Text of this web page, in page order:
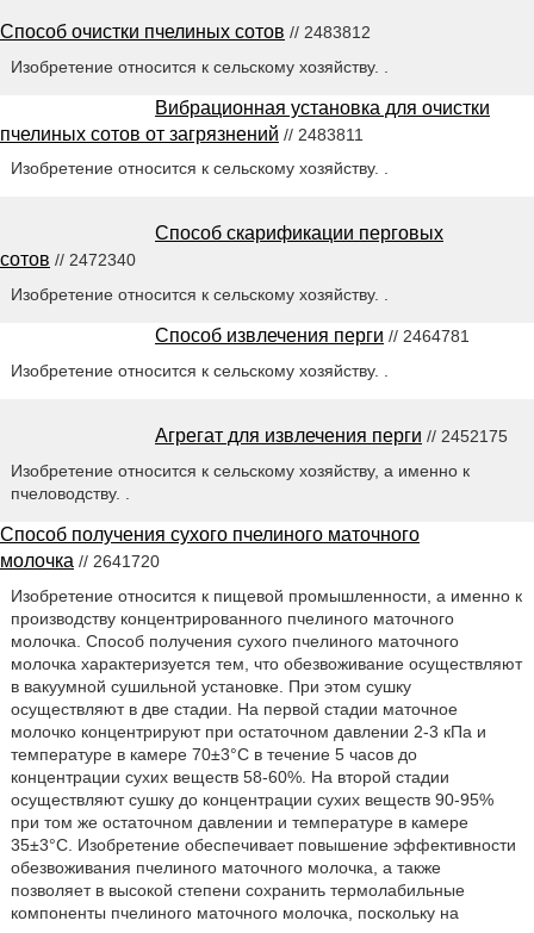
Способ очистки пчелиных сотов // 2483812
Изобретение относится к сельскому хозяйству. .
Вибрационная установка для очистки
пчелиных сотов от загрязнений // 2483811
Изобретение относится к сельскому хозяйству. .
Способ скарификации перговых
сотов // 2472340
Изобретение относится к сельскому хозяйству. .
Способ извлечения перги // 2464781
Изобретение относится к сельскому хозяйству. .
Агрегат для извлечения перги // 2452175
Изобретение относится к сельскому хозяйству, а именно к
пчеловодству. .
Способ получения сухого пчелиного маточного
молочка // 2641720
Изобретение относится к пищевой промышленности, а именно к
производству концентрированного пчелиного маточного
молочка. Способ получения сухого пчелиного маточного
молочка характеризуется тем, что обезвоживание осуществляют
в вакуумной сушильной установке. При этом сушку
осуществляют в две стадии. На первой стадии маточное
молочко концентрируют при остаточном давлении 2-3 кПа и
температуре в камере 70±3°С в течение 5 часов до
концентрации сухих веществ 58-60%. На второй стадии
осуществляют сушку до концентрации сухих веществ 90-95%
при том же остаточном давлении и температуре в камере
35±3°С. Изобретение обеспечивает повышение эффективности
обезвоживания пчелиного маточного молочка, а также
позволяет в высокой степени сохранить термолабильные
компоненты пчелиного маточного молочка, поскольку на